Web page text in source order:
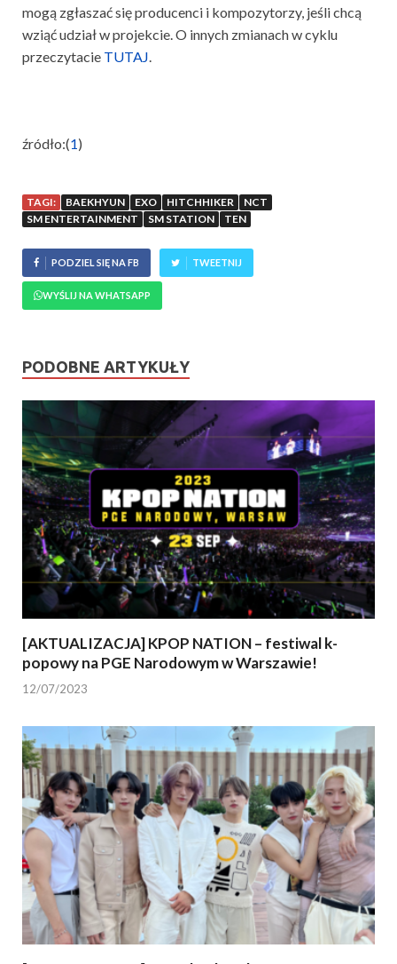
mogą zgłaszać się producenci i kompozytorzy, jeśli chcą
wziąć udział w projekcie. O innych zmianach w cyklu
przeczytacie TUTAJ.
źródło:(1)
TAGI: BAEKHYUN EXO HITCHHIKER
NCT
SM ENTERTAINMENT
SM STATION TEN
PODZIEL SIĘ NA FB TWEETNIJ
WYŚLIJ NA WHATSAPP
PODOBNE ARTYKUŁY
[AKTUALIZACJA] KPOP NATION – festiwal k-
popowy na PGE Narodowym w Warszawie!
12/07/2023